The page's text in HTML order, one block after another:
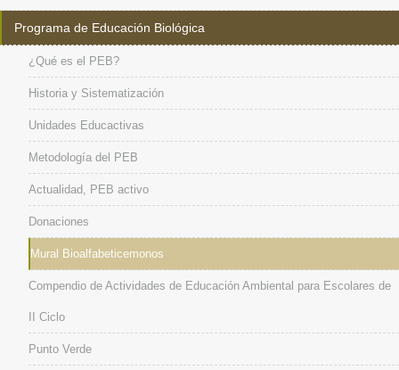
Programa de Educación Biológica
¿Qué es el PEB?
Historia y Sistematización
Unidades Educactivas
Metodología del PEB
Actualidad, PEB activo
Donaciones
Mural Bioalfabeticemonos
Compendio de Actividades de Educación Ambiental para Escolares de
II Ciclo
Punto Verde